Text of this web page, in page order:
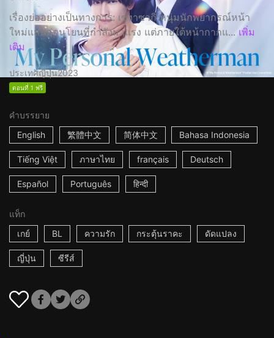
เรื่องย่ออย่างเป็นทางการ: เซงาซากิ หนุ่มนักพยากรณ์หน้า
ใหม่แสนอ่อนโยนที่กำลังมาแรง แต่ภายใต้หน้ากากแ... เพิ่ม
เติม
ประเทศญี่ปุ่น2023
ตอนที่ 1 ฟรี
คำบรรยาย
English
繁體中文 简体中文 Bahasa Indonesia
Tiếng Việt ภาษาไทย français Deutsch
Español Português हिन्दी
แท็ก
เกย์
BL ความรัก กระตุ้นราคะ ดัดแปลง
ญี่ปุ่น ซีรีส์